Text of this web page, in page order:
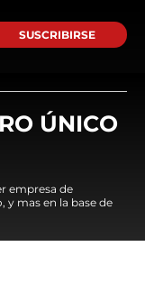
SUSCRIBIRSE
ÚNICO
empresa de
y mas en la base de